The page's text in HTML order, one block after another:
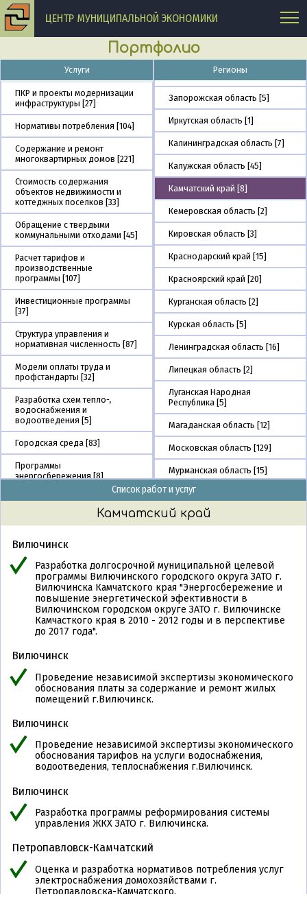
ЦЕНТР МУНИЦИПАЛЬНОЙ ЭКОНОМИКИ
Портфолио
Услуги
ПКР и проекты модернизации
инфраструктуры [27]
Нормативы потребления [104]
Содержание и ремонт
многоквартирных домов [221]
Стоимость содержания
объектов недвижимости и
коттеджных поселков [33]
Обращение с твердыми
коммунальными отходами [45]
Расчет тарифов и
производственные
программы [107]
Инвестиционные программы
[37]
Структура управления и
нормативная численность [87]
Модели оплаты труда и
профстандарты [32]
Разработка схем тепло-,
водоснабжения и
водоотведения [5]
Городская среда [83]
Программы
энергосбережения [8]
Концессии в коммунальном
Проекты и экспертиза в сфере
городского хозяйства [42]
Проекты для федеральных
органов [38]
Регионы
Республика [6]
Еврейская автономная
область [1]
Забайкальский край [1]
Запорожская область [5]
Иркутская область [1]
Калининградская область [7]
Калужская область [45]
Камчатский край [8]
Кемеровская область [2]
Кировская область [3]
Краснодарский край [15]
Красноярский край [20]
Курганская область [2]
Курская область [5]
Ленинградская область [16]
Липецкая область [2]
Луганская Народная
Республика [5]
Магаданская область [12]
Московская область [129]
Мурманская область [15]
Ненецкий АО [2]
Нижегородская область [17]
Оренбургская область [4]
Орловская область [1]
Пензенская область [11]
Пермский край [9]
Псковская область [7]
Республика Адыгея [4]
Республика Башкортостан [10]
Республика Бурятия [6]
Республика Коми [11]
Республика Саха (Якутия) [12]
Список работ и услуг
Камчатский край
Вилючинск
Разработка долгосрочной муниципальной целевой
программы Вилючинского городского округа ЗАТО г.
Вилючинска Камчатского края "Энергосбережение и
повышение энергетической эфективности в
Вилючинском городском округе ЗАТО г. Вилючинске
Камчасткого края в 2010 - 2012 годы и в перспективе
до 2017 года".
Вилючинск
Проведение независимой экспертизы экономического
обоснования платы за содержание и ремонт жилых
помещений г.Вилючинск.
Вилючинск
Проведение независимой экспертизы экономического
обоснования тарифов на услуги водоснабжения,
водоотведения, теплоснабжения г.Вилючинск.
Вилючинск
Разработка программы реформирования системы
управления ЖКХ ЗАТО г. Вилючинска.
Петропавловск-Камчатский
Оценка и разработка нормативов потребления услуг
электроснабжения домохозяйствами г.
Петропавловска-Камчатского.